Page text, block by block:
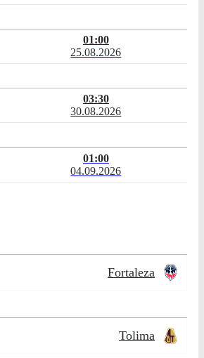
01:00
25.08.2026
03:30
30.08.2026
01:00
04.09.2026
Fortaleza
Tolima